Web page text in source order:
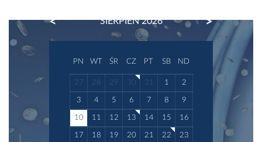
SIERPIEŃ 2026
PREVIOUS NEXT
PN WT ŚR CZ PT SB ND
27 28 29 30 31 1 2
3 4 5 6 7 8 9
10 11 12 13 14 15 16
17 18 19 20 21 22 23